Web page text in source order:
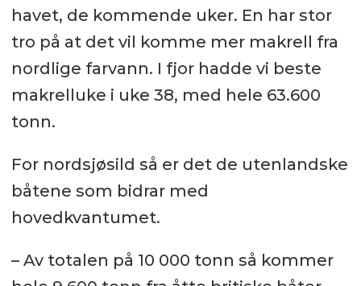
havet, de kommende uker. En har stor
tro på at det vil komme mer makrell fra
nordlige farvann. I fjor hadde vi beste
makrelluke i uke 38, med hele 63.600
tonn.
For nordsjøsild så er det de utenlandske
båtene som bidrar med
hovedkvantumet.
– Av totalen på 10 000 tonn så kommer